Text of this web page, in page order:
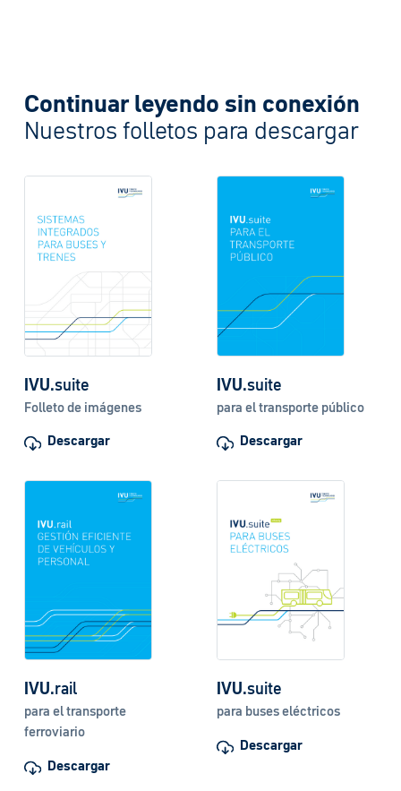
Continuar leyendo sin conexión
Nuestros folletos para descargar
IVU.suite
Folleto de imágenes
Descargar
IVU.suite
para el transporte público
Descargar
IVU.rail
para el transporte
ferroviario
Descargar
IVU.suite
para buses eléctricos
Descargar